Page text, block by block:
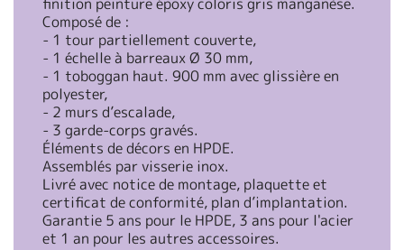
Composé de :
- 1 tour partiellement couverte,
- 1 échelle à barreaux Ø 30 mm,
- 1 toboggan haut. 900 mm avec glissière en
polyester,
- 2 murs d’escalade,
- 3 garde-corps gravés.
Éléments de décors en HPDE.
Assemblés par visserie inox.
Livré avec notice de montage, plaquette et
certificat de conformité, plan d’implantation.
Garantie 5 ans pour le HPDE, 3 ans pour l'acier
et 1 an pour les autres accessoires.